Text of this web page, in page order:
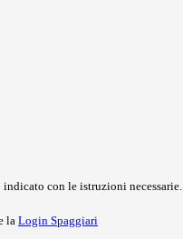
con le istruzioni necessarie.
la Login Spaggiari